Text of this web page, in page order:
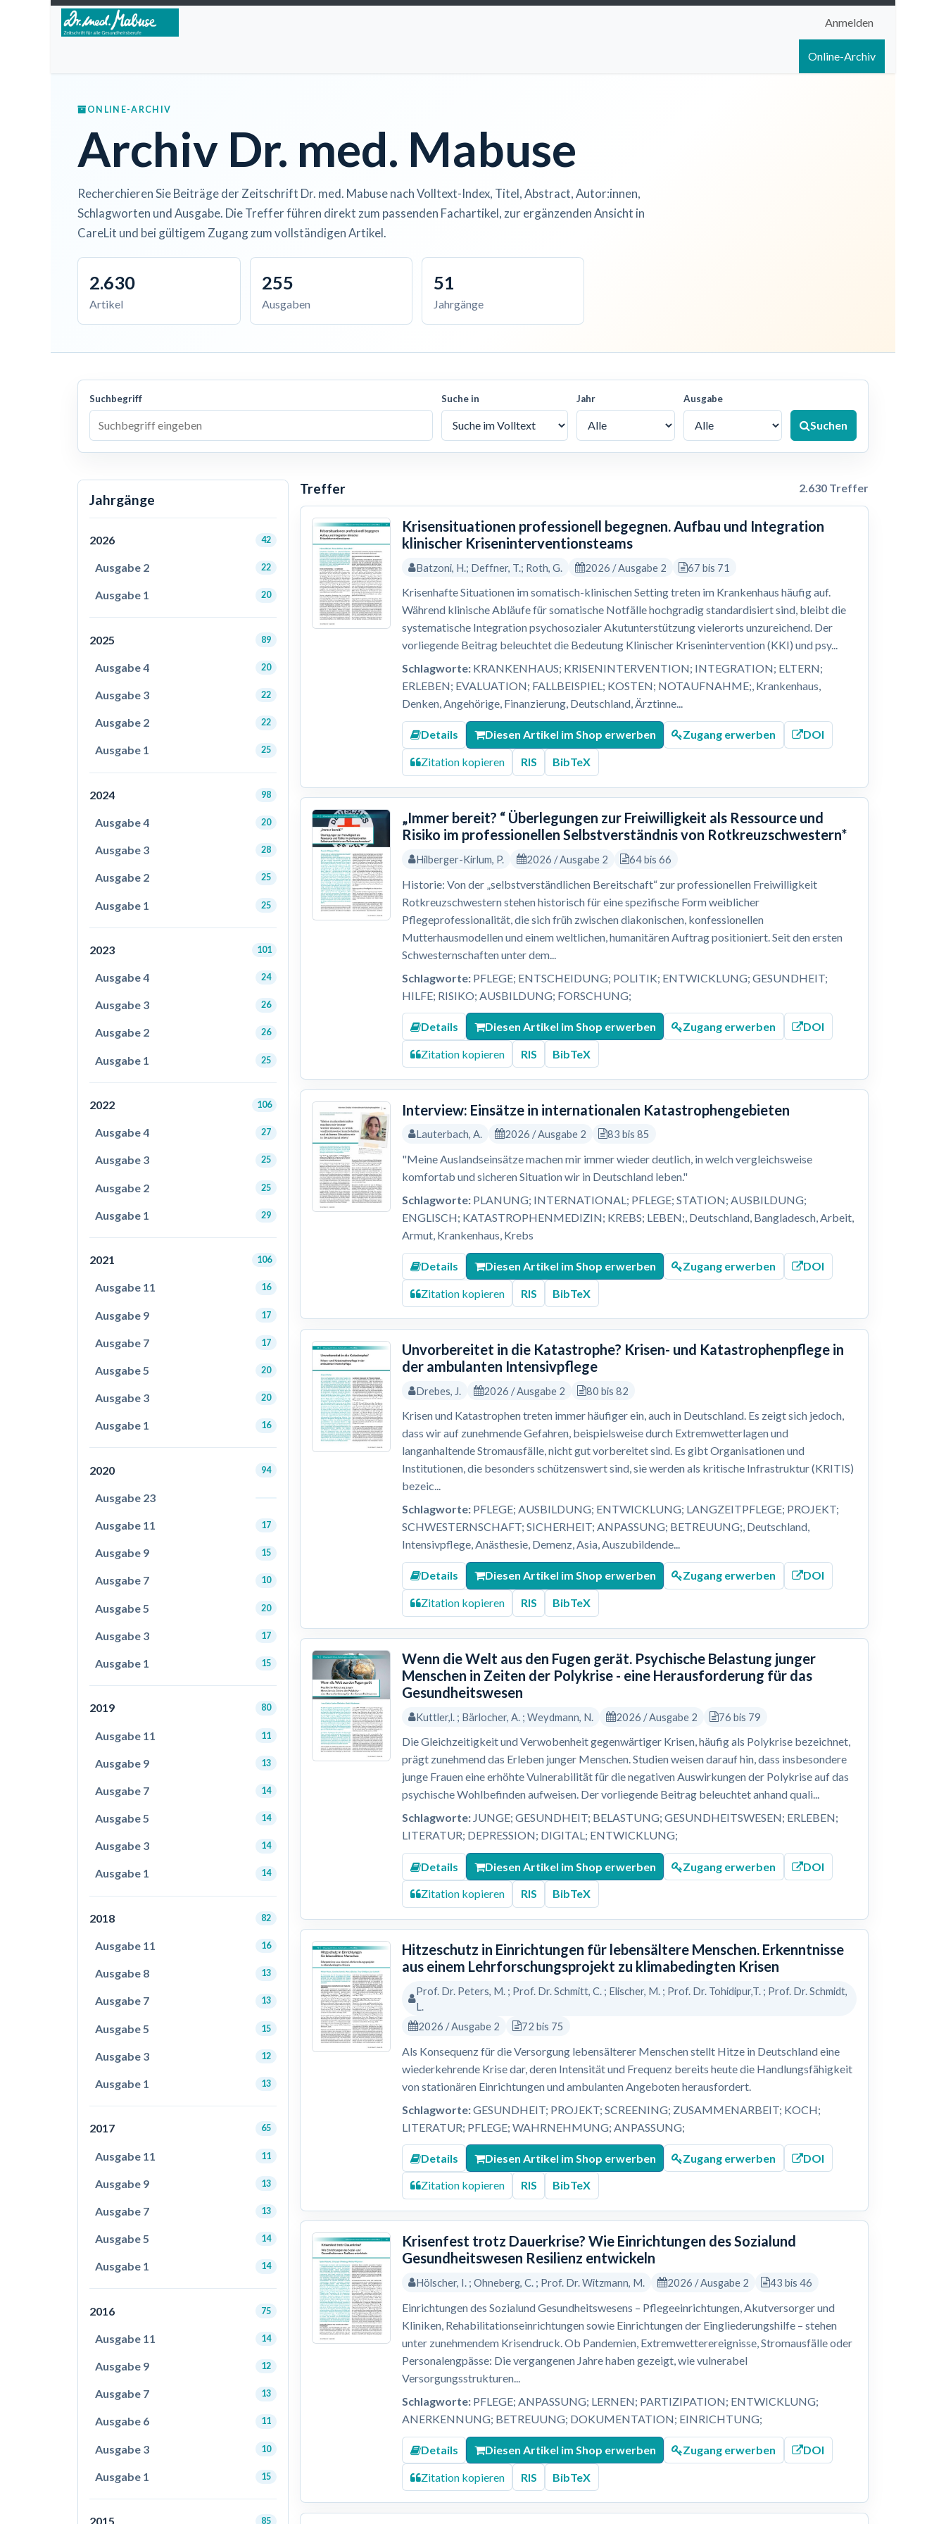
Zum Inhalt springen
Anmelden
Online-Archiv
ONLINE-ARCHIV
Archiv Dr. med. Mabuse
Recherchieren Sie Beiträge der Zeitschrift Dr. med. Mabuse nach Volltext-Index, Titel, Abstract, Autor:innen,
Schlagworten und Ausgabe. Die Treffer führen direkt zum passenden Fachartikel, zur ergänzenden Ansicht in
CareLit und bei gültigem Zugang zum vollständigen Artikel.
2.630
Artikel
255
Ausgaben
51
Jahrgänge
Suchbegriff Suche in Jahr Ausgabe
Suchen
Jahrgänge
2026 42
Ausgabe 2 22
Ausgabe 1 20
2025 89
Ausgabe 4 20
Ausgabe 3 22
Ausgabe 2 22
Ausgabe 1 25
2024 98
Ausgabe 4 20
Ausgabe 3 28
Ausgabe 2 25
Ausgabe 1 25
2023 101
Ausgabe 4 24
Ausgabe 3 26
Ausgabe 2 26
Ausgabe 1 25
2022 106
Ausgabe 4 27
Ausgabe 3 25
Ausgabe 2 25
Ausgabe 1 29
2021 106
Ausgabe 11 16
Ausgabe 9 17
Ausgabe 7 17
Ausgabe 5 20
Ausgabe 3 20
Ausgabe 1 16
2020 94
Ausgabe 23
Ausgabe 11 17
Ausgabe 9 15
Ausgabe 7 10
Ausgabe 5 20
Ausgabe 3 17
Ausgabe 1 15
2019 80
Ausgabe 11 11
Ausgabe 9 13
Ausgabe 7 14
Ausgabe 5 14
Ausgabe 3 14
Ausgabe 1 14
2018 82
Ausgabe 11 16
Ausgabe 8 13
Ausgabe 7 13
Ausgabe 5 15
Ausgabe 3 12
Ausgabe 1 13
2017 65
Ausgabe 11 11
Ausgabe 9 13
Ausgabe 7 13
Ausgabe 5 14
Ausgabe 1 14
2016 75
Ausgabe 11 14
Ausgabe 9 12
Ausgabe 7 13
Ausgabe 6 11
Ausgabe 3 10
Ausgabe 1 15
2015 85
Treffer 2.630 Treffer
Krisensituationen professionell begegnen. Aufbau und Integration
klinischer Kriseninterventionsteams
Batzoni, H.; Deffner, T.; Roth, G. 2026 / Ausgabe 2 67 bis 71
Krisenhafte Situationen im somatisch-klinischen Setting treten im Krankenhaus häufig auf.
Während klinische Abläufe für somatische Notfälle hochgradig standardisiert sind, bleibt die
systematische Integration psychosozialer Akutunterstützung vielerorts unzureichend. Der
vorliegende Beitrag beleuchtet die Bedeutung Klinischer Krisenintervention (KKI) und psy...
Schlagworte: KRANKENHAUS; KRISENINTERVENTION; INTEGRATION; ELTERN;
ERLEBEN; EVALUATION; FALLBEISPIEL; KOSTEN; NOTAUFNAHME;, Krankenhaus,
Denken, Angehörige, Finanzierung, Deutschland, Ärztinne...
Details Diesen Artikel im Shop erwerben Zugang erwerben DOI
Zitation kopieren RIS BibTeX
„Immer bereit? “ Überlegungen zur Freiwilligkeit als Ressource und
Risiko im professionellen Selbstverständnis von Rotkreuzschwestern*
Hilberger-Kirlum, P. 2026 / Ausgabe 2 64 bis 66
Historie: Von der „selbstverständlichen Bereitschaft“ zur professionellen Freiwilligkeit
Rotkreuzschwestern stehen historisch für eine spezifische Form weiblicher
Pflegeprofessionalität, die sich früh zwischen diakonischen, konfessionellen
Mutterhausmodellen und einem weltlichen, humanitären Auftrag positioniert. Seit den ersten
Schwesternschaften unter dem...
Schlagworte: PFLEGE; ENTSCHEIDUNG; POLITIK; ENTWICKLUNG; GESUNDHEIT;
HILFE; RISIKO; AUSBILDUNG; FORSCHUNG;
Details Diesen Artikel im Shop erwerben Zugang erwerben DOI
Zitation kopieren RIS BibTeX
Interview: Einsätze in internationalen Katastrophengebieten
Lauterbach, A. 2026 / Ausgabe 2 83 bis 85
"Meine Auslandseinsätze machen mir immer wieder deutlich, in welch vergleichsweise
komfortab und sicheren Situation wir in Deutschland leben."
Schlagworte: PLANUNG; INTERNATIONAL; PFLEGE; STATION; AUSBILDUNG;
ENGLISCH; KATASTROPHENMEDIZIN; KREBS; LEBEN;, Deutschland, Bangladesch, Arbeit,
Armut, Krankenhaus, Krebs
Details Diesen Artikel im Shop erwerben Zugang erwerben DOI
Zitation kopieren RIS BibTeX
Unvorbereitet in die Katastrophe? Krisen- und Katastrophenpflege in
der ambulanten Intensivpflege
Drebes, J. 2026 / Ausgabe 2 80 bis 82
Krisen und Katastrophen treten immer häufiger ein, auch in Deutschland. Es zeigt sich jedoch,
dass wir auf zunehmende Gefahren, beispielsweise durch Extremwetterlagen und
langanhaltende Stromausfälle, nicht gut vorbereitet sind. Es gibt Organisationen und
Institutionen, die besonders schützenswert sind, sie werden als kritische Infrastruktur (KRITIS)
bezeic...
Schlagworte: PFLEGE; AUSBILDUNG; ENTWICKLUNG; LANGZEITPFLEGE; PROJEKT;
SCHWESTERNSCHAFT; SICHERHEIT; ANPASSUNG; BETREUUNG;, Deutschland,
Intensivpflege, Anästhesie, Demenz, Asia, Auszubildende...
Details Diesen Artikel im Shop erwerben Zugang erwerben DOI
Zitation kopieren RIS BibTeX
Wenn die Welt aus den Fugen gerät. Psychische Belastung junger
Menschen in Zeiten der Polykrise - eine Herausforderung für das
Gesundheitswesen
Kuttler,l. ; Bärlocher, A. ; Weydmann, N. 2026 / Ausgabe 2 76 bis 79
Die Gleichzeitigkeit und Verwobenheit gegenwärtiger Krisen, häufig als Polykrise bezeichnet,
prägt zunehmend das Erleben junger Menschen. Studien weisen darauf hin, dass insbesondere
junge Frauen eine erhöhte Vulnerabilität für die negativen Auswirkungen der Polykrise auf das
psychische Wohlbefinden aufweisen. Der vorliegende Beitrag beleuchtet anhand quali...
Schlagworte: JUNGE; GESUNDHEIT; BELASTUNG; GESUNDHEITSWESEN; ERLEBEN;
LITERATUR; DEPRESSION; DIGITAL; ENTWICKLUNG;
Details Diesen Artikel im Shop erwerben Zugang erwerben DOI
Zitation kopieren RIS BibTeX
Hitzeschutz in Einrichtungen für lebensältere Menschen. Erkenntnisse
aus einem Lehrforschungsprojekt zu klimabedingten Krisen
Prof. Dr. Peters, M. ; Prof. Dr. Schmitt, C. ; Elischer, M. ; Prof. Dr. Tohidipur,T. ; Prof. Dr. Schmidt,
L.
2026 / Ausgabe 2
72 bis 75
Als Konsequenz für die Versorgung lebensälterer Menschen stellt Hitze in Deutschland eine
wiederkehrende Krise dar, deren Intensität und Frequenz bereits heute die Handlungsfähigkeit
von stationären Einrichtungen und ambulanten Angeboten herausfordert.
Schlagworte:GESUNDHEIT; PROJEKT; SCREENING; ZUSAMMENARBEIT; KOCH;
LITERATUR; PFLEGE; WAHRNEHMUNG; ANPASSUNG;
Details Diesen Artikel im Shop erwerben Zugang erwerben DOI
Zitation kopieren RIS BibTeX
Krisenfest trotz Dauerkrise? Wie Einrichtungen des Sozialund
Gesundheitswesen Resilienz entwickeln
Hölscher, I. ; Ohneberg, C. ; Prof. Dr. Witzmann, M. 2026 / Ausgabe 2 43 bis 46
Einrichtungen des Sozialund Gesundheitswesens – Pflegeeinrichtungen, Akutversorger und
Kliniken, Rehabilitationseinrichtungen sowie Einrichtungen der Eingliederungshilfe – stehen
unter zunehmendem Krisendruck. Ob Pandemien, Extremwetterereignisse, Stromausfälle oder
Personalengpässe: Die vergangenen Jahre haben gezeigt, wie vulnerabel
Versorgungsstrukturen...
Schlagworte: PFLEGE; ANPASSUNG; LERNEN; PARTIZIPATION; ENTWICKLUNG;
ANERKENNUNG; BETREUUNG; DOKUMENTATION; EINRICHTUNG;
Details Diesen Artikel im Shop erwerben Zugang erwerben DOI
Zitation kopieren RIS BibTeX